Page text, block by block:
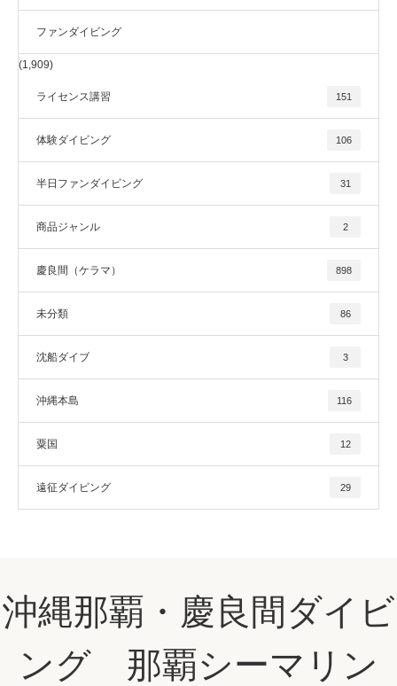
ファンダイビング
(1,909)
ライセンス講習 151
体験ダイビング 106
半日ファンダイビング 31
商品ジャンル 2
慶良間（ケラマ） 898
未分類 86
沈船ダイブ 3
沖縄本島 116
粟国 12
遠征ダイビング 29
沖縄那覇・慶良間ダイビ
ング 那覇シーマリン